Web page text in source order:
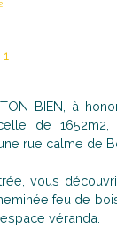
1
TON BIEN, à
de 1652m2,
rue calme de
vous
feu de
véranda.